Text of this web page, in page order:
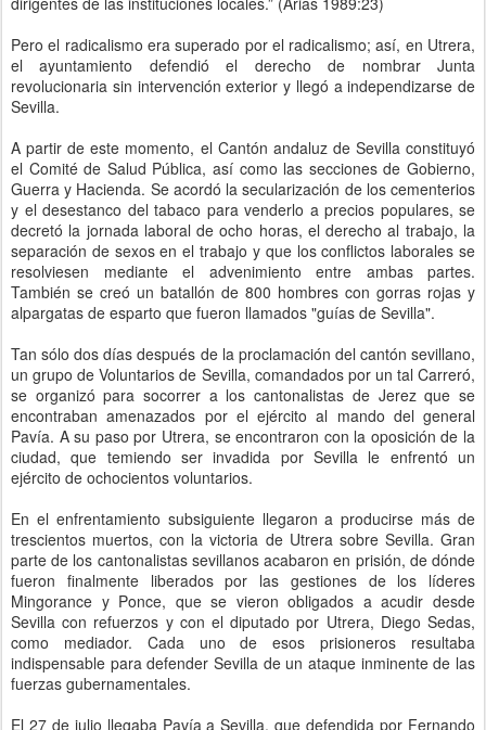
Pero el radicalismo era superado por el radicalismo; así, en Utrera,
el ayuntamiento defendió el derecho de nombrar Junta
revolucionaria sin intervención exterior y llegó a independizarse de
Sevilla.
A partir de este momento, el Cantón andaluz de Sevilla constituyó
el Comité de Salud Pública, así como las secciones de Gobierno,
Guerra y Hacienda. Se acordó la secularización de los cementerios
y el desestanco del tabaco para venderlo a precios populares, se
decretó la jornada laboral de ocho horas, el derecho al trabajo, la
separación de sexos en el trabajo y que los conflictos laborales se
resolviesen mediante el advenimiento entre ambas partes.
También se creó un batallón de 800 hombres con gorras rojas y
alpargatas de esparto que fueron llamados "guías de Sevilla".
Tan sólo dos días después de la proclamación del cantón sevillano,
un grupo de Voluntarios de Sevilla, comandados por un tal Carreró,
se organizó para socorrer a los cantonalistas de Jerez que se
encontraban amenazados por el ejército al mando del general
Pavía. A su paso por Utrera, se encontraron con la oposición de la
ciudad, que temiendo ser invadida por Sevilla le enfrentó un
ejército de ochocientos voluntarios.
En el enfrentamiento subsiguiente llegaron a producirse más de
trescientos muertos, con la victoria de Utrera sobre Sevilla. Gran
parte de los cantonalistas sevillanos acabaron en prisión, de dónde
fueron finalmente liberados por las gestiones de los líderes
Mingorance y Ponce, que se vieron obligados a acudir desde
Sevilla con refuerzos y con el diputado por Utrera, Diego Sedas,
como mediador. Cada uno de esos prisioneros resultaba
indispensable para defender Sevilla de un ataque inminente de las
fuerzas gubernamentales.
El 27 de julio llegaba Pavía a Sevilla, que defendida por Fernando